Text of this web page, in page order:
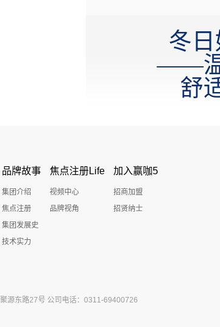
冬
——温
舒
品牌故事
集团介绍
焦点注册
集团发展史
技术实力
焦点注册Life
视频中心
品牌视角
加入赢咖5
招商加盟
招贤纳士
源东路27号 公司电话：0311-69400726